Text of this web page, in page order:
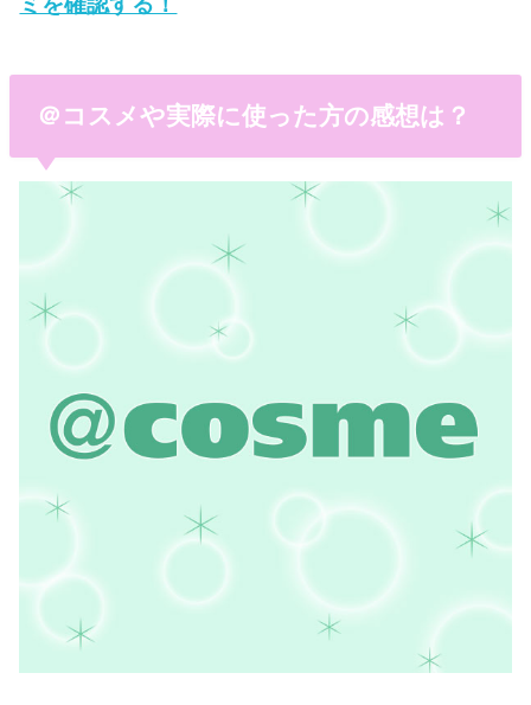
＠コスメや実際に使った方の感想は？